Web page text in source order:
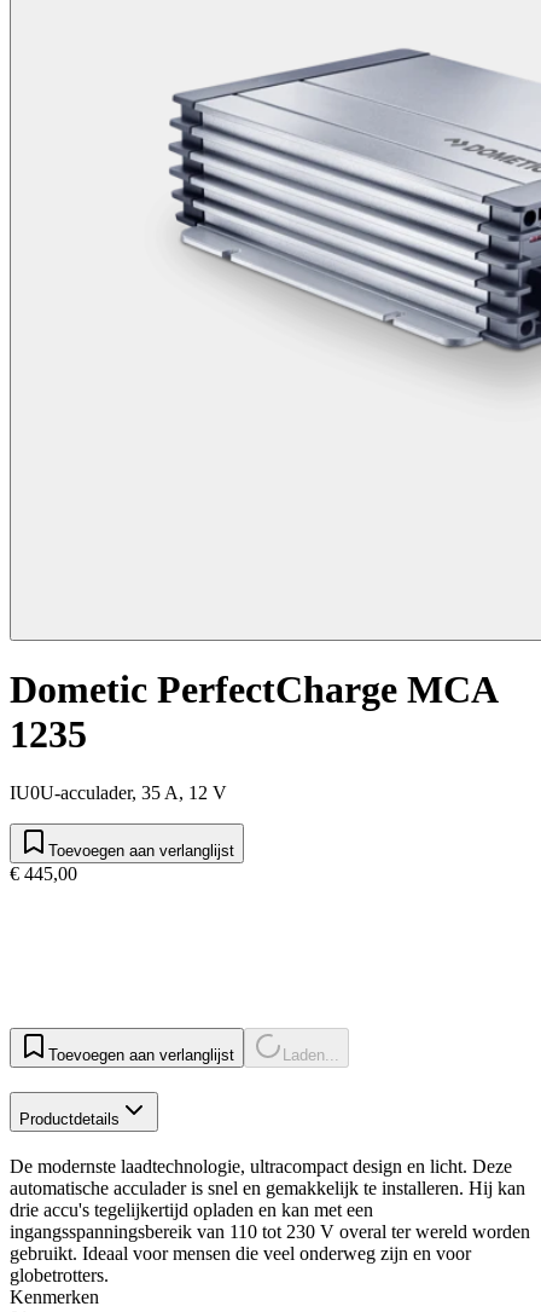
Dometic PerfectCharge MCA
1235
IU0U-acculader, 35 A, 12 V
Toevoegen aan verlanglijst
€ 445,00
Toevoegen aan verlanglijst Laden...
Productdetails
De modernste laadtechnologie, ultracompact design en licht. Deze
automatische acculader is snel en gemakkelijk te installeren. Hij kan
drie accu's tegelijkertijd opladen en kan met een
ingangsspanningsbereik van 110 tot 230 V overal ter wereld worden
gebruikt. Ideaal voor mensen die veel onderweg zijn en voor
globetrotters.
Kenmerken